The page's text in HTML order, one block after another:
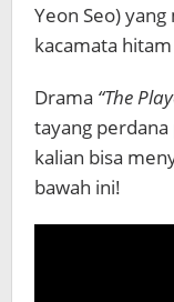
Yeon Seo)
kacamata
Drama “The
tayang perdana
kalian bisa
bawah ini!